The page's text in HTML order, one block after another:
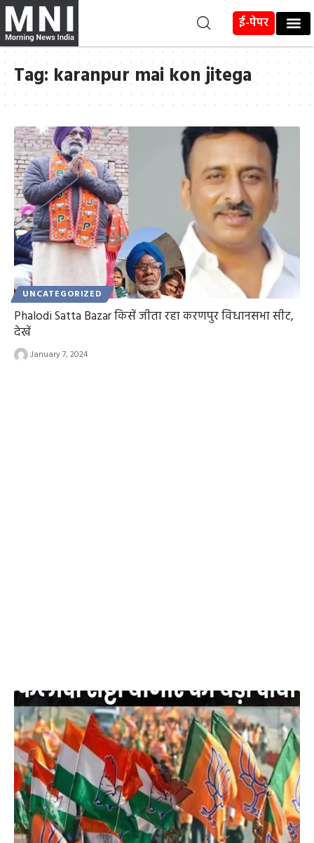
ई-पेपर
Tag: karanpur mai kon jitega
UNCATEGORIZED
Phalodi Satta Bazar किसें जीता रहा करणपुर विधानसभा सीट,
देखें
January 7, 2024